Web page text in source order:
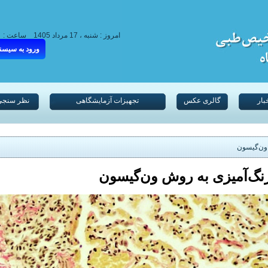
امروز : شنبه ، 17 مرداد 1405
ساعت :
ورود به
گالری عکس تجهیزات آزمایشگاهی نظر
ون‌گیسون
به روش ون‌گیسون